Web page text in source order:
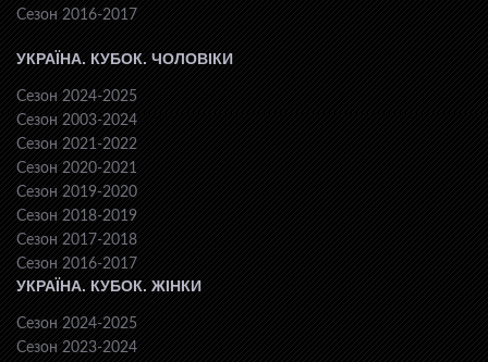
Сезон 2016-2017
УКРАЇНА. КУБОК. ЧОЛОВІКИ
Сезон 2024-2025
Сезон 2003-2024
Сезон 2021-2022
Сезон 2020-2021
Сезон 2019-2020
Сезон 2018-2019
Сезон 2017-2018
Сезон 2016-2017
УКРАЇНА. КУБОК. ЖІНКИ
Сезон 2024-2025
Сезон 2023-2024